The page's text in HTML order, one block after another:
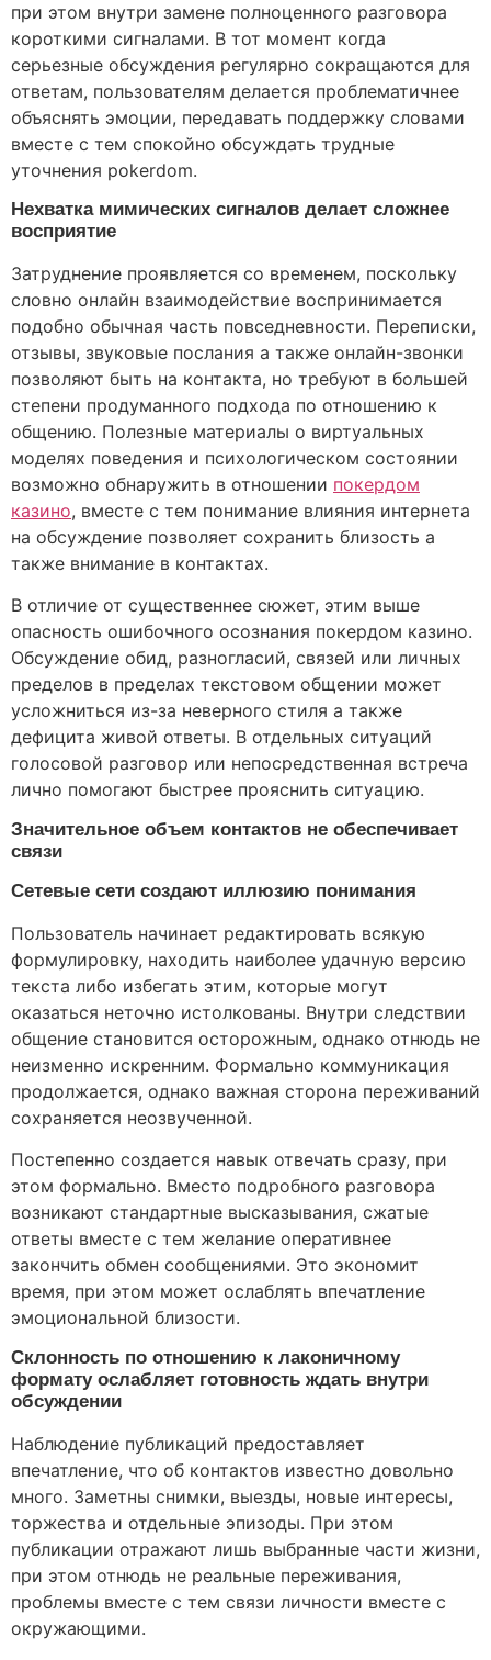
при этом внутри замене полноценного разговора
короткими сигналами. В тот момент когда
серьезные обсуждения регулярно сокращаются для
ответам, пользователям делается проблематичнее
объяснять эмоции, передавать поддержку словами
вместе с тем спокойно обсуждать трудные
уточнения pokerdom.
Нехватка мимических сигналов делает сложнее
восприятие
Затруднение проявляется со временем, поскольку
словно онлайн взаимодействие воспринимается
подобно обычная часть повседневности. Переписки,
отзывы, звуковые послания а также онлайн-звонки
позволяют быть на контакта, но требуют в большей
степени продуманного подхода по отношению к
общению. Полезные материалы о виртуальных
моделях поведения и психологическом состоянии
возможно обнаружить в отношении покердом
казино, вместе с тем понимание влияния интернета
на обсуждение позволяет сохранить близость а
также внимание в контактах.
В отличие от существеннее сюжет, этим выше
опасность ошибочного осознания покердом казино.
Обсуждение обид, разногласий, связей или личных
пределов в пределах текстовом общении может
усложниться из-за неверного стиля а также
дефицита живой ответы. В отдельных ситуаций
голосовой разговор или непосредственная встреча
лично помогают быстрее прояснить ситуацию.
Значительное объем контактов не обеспечивает
связи
Сетевые сети создают иллюзию понимания
Пользователь начинает редактировать всякую
формулировку, находить наиболее удачную версию
текста либо избегать этим, которые могут
оказаться неточно истолкованы. Внутри следствии
общение становится осторожным, однако отнюдь не
неизменно искренним. Формально коммуникация
продолжается, однако важная сторона переживаний
сохраняется неозвученной.
Постепенно создается навык отвечать сразу, при
этом формально. Вместо подробного разговора
возникают стандартные высказывания, сжатые
ответы вместе с тем желание оперативнее
закончить обмен сообщениями. Это экономит
время, при этом может ослаблять впечатление
эмоциональной близости.
Склонность по отношению к лаконичному
формату ослабляет готовность ждать внутри
обсуждении
Наблюдение публикаций предоставляет
впечатление, что об контактов известно довольно
много. Заметны снимки, выезды, новые интересы,
торжества и отдельные эпизоды. При этом
публикации отражают лишь выбранные части жизни,
при этом отнюдь не реальные переживания,
проблемы вместе с тем связи личности вместе с
окружающими.